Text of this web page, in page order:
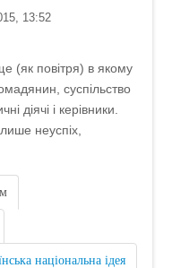
13:52
(як повітря) в якому
суспільство
діячі і керівники.
неуспіх,
національна ідея